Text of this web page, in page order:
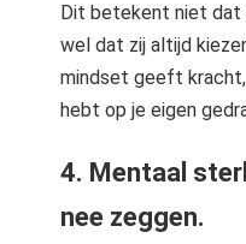
Dit betekent niet dat
wel dat zij altijd
mindset geeft
hebt op je eigen
4. Mentaal
nee zeggen.